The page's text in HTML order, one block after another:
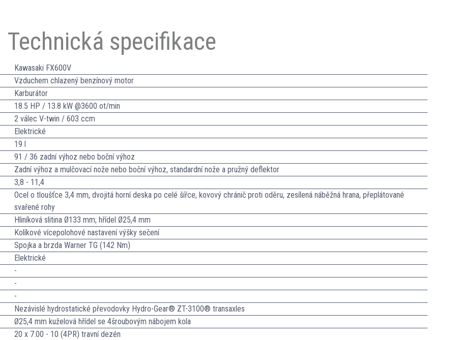
Technická specifikace
Kawasaki FX600V
Vzduchem chlazený benzínový motor
Karburátor
18.5 HP / 13.8 kW @3600 ot/min
2 válec V-twin / 603 ccm
Elektrické
19 l
91 / 36 zadní výhoz nebo boční výhoz
Zadní výhoz a mulčovací nože nebo boční výhoz, standardní nože a pružný deflektor
3,8 - 11,4
Ocel o tloušťce 3,4 mm, dvojitá horní deska po celé šířce, kovový chránič proti oděru, zesílená náběžná hrana, přeplátované
svařené rohy
Hliníková slitina Ø133 mm; hřídel Ø25,4 mm
Kolíkové vícepolohové nastavení výšky sečení
Spojka a brzda Warner TG (142 Nm)
Elektrické
-
-
-
Nezávislé hydrostatické převodovky Hydro-Gear® ZT-3100® transaxles
Ø25,4 mm kuželová hřídel se 4šroubovým nábojem kola
20 x 7.00 - 10 (4PR) travní dezén